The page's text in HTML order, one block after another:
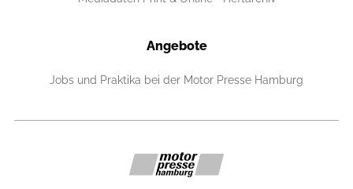
Angebote
Jobs und Praktika bei der Motor Presse Hamburg